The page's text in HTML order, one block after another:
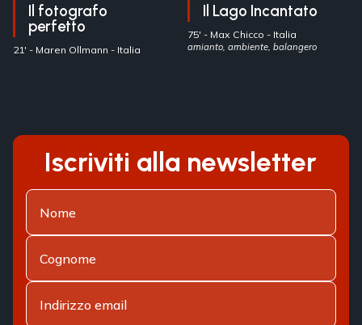
Il fotografo
perfetto
21' - Maren Ollmann - Italia
Il Lago Incantato
75' - Max Chicco - Italia
amianto, ambiente, balangero
Iscriviti alla newsletter